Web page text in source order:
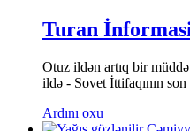
Turan
Otuz ildən artıq bir
ildə - Sovet İttifaqının
Ardını oxu